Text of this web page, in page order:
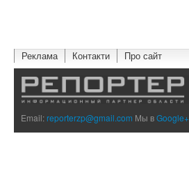
Реклама Контакти Про сайт
Email:reporterzp@gmail.com Мы вGoogle+